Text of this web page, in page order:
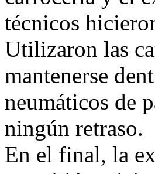
técnicos
Utilizaron las
mantenerse
neumáticos de
ningún retraso.
En el final, la